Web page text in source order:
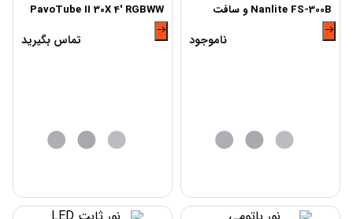
Nanlite FS-300B و سافت
باکس و سه پایه
ناموجود
PavoTube II 30X 4′ RGBWW
LED Pixel Tube
تماس بگیرید